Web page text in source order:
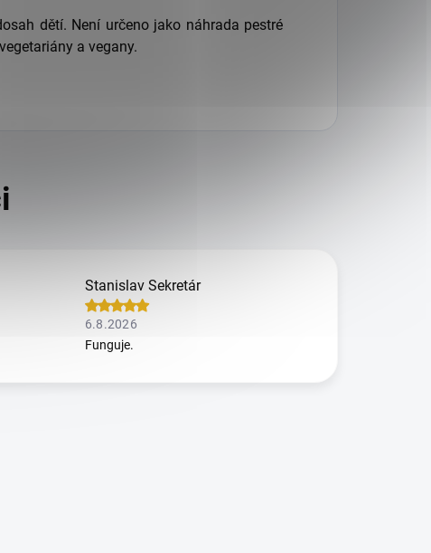
dětí. Není určeno jako náhrada pestré
a vegany.
Stanislav Sekretár
6.8.2026
Funguje.